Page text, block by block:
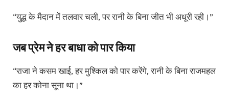
“युद्ध के मैदान में तलवार चली, पर रानी के बिना जीत भी अधूरी रही।”
जब प्रेम ने हर बाधा को पार किया
“राजा ने कसम खाई, हर मुश्किल को पार करेंगे, रानी के बिना राजमहल
का हर कोना सूना था।”